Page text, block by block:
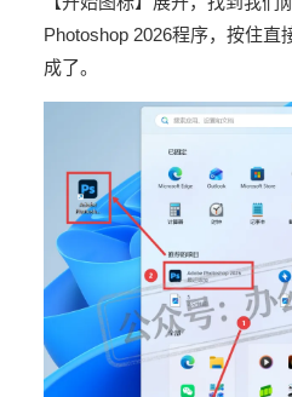
Photoshop 2026程序，按住直
成了。